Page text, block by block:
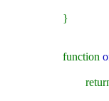
}
function